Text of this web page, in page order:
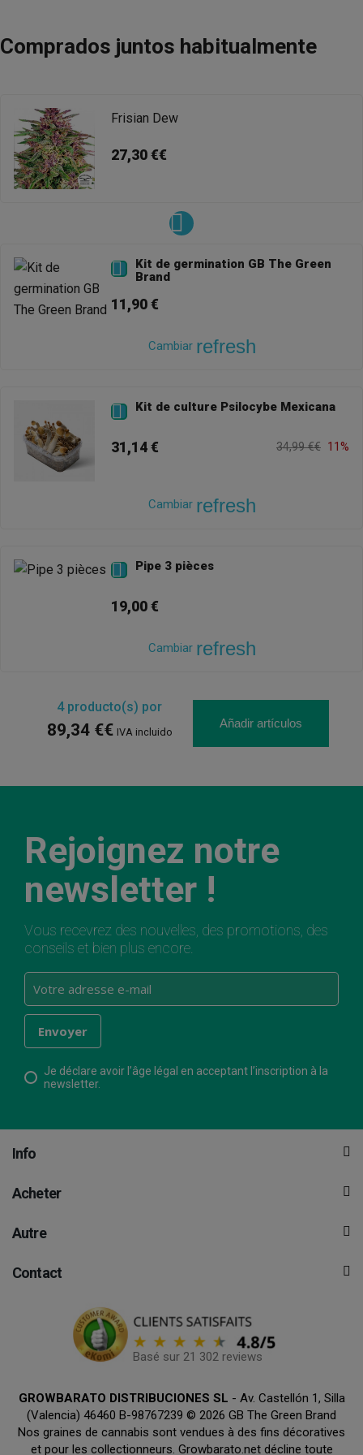
Comprados juntos habitualmente
Frisian Dew
27,30 €€

Kit de germination GB The Green
Brand
11,90 €
Cambiar refresh
 Kit de culture Psilocybe Mexicana
31,14 € 34,99 €€ 11%
Cambiar refresh
 Pipe 3 pièces
19,00 €
Cambiar refresh
4producto(s) por
89,34 €€ IVA incluido
Añadir artículos
Rejoignez notre
newsletter !
Vous recevrez des nouvelles, des promotions, des
conseils et bien plus encore.
Je déclare avoir l’âge légal en acceptant l’inscription à la
newsletter.
Info
Acheter
Autre
Contact
Basé sur 21 302 reviews
GROWBARATO DISTRIBUCIONES SL - Av. Castellón 1, Silla
(Valencia) 46460 B-98767239 © 2026 GB The Green Brand
Nos graines de cannabis sont vendues à des fins décoratives
et pour les collectionneurs. Growbarato.net décline toute